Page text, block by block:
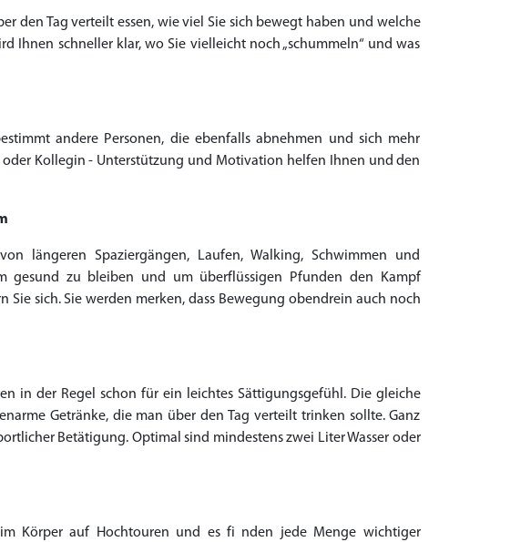
den Tag verteilt essen, wie viel Sie sich bewegt haben und welche
Ihnen schneller klar, wo Sie vielleicht noch „schummeln“ und was
andere Personen, die ebenfalls abnehmen und sich mehr
Kollegin - Unterstützung und Motivation helfen Ihnen und den
längeren Spaziergängen, Laufen, Walking, Schwimmen und
gesund zu bleiben und um überflüssigen Pfunden den Kampf
Sie sich. Sie werden merken, dass Bewegung obendrein auch noch
in der Regel schon für ein leichtes Sättigungsgefühl. Die gleiche
Getränke, die man über den Tag verteilt trinken sollte. Ganz
Betätigung. Optimal sind mindestens zwei Liter Wasser oder
im Körper auf Hochtouren und es fi nden jede Menge wichtiger